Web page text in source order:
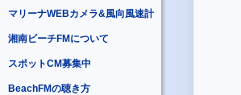
マリーナWEBカメラ&風向風速計
湘南ビーチFMについて
スポットCM募集中
BeachFMの聴き方